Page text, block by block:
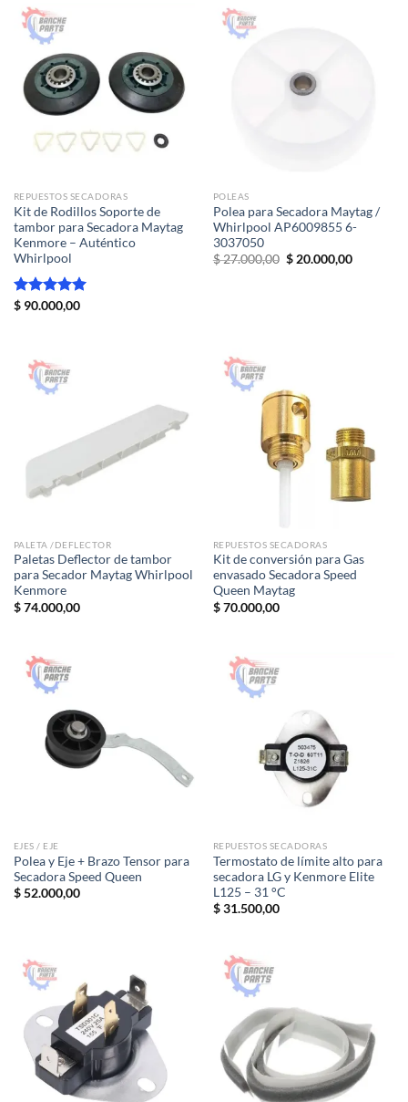
REPUESTOS SECADORAS
Kit de Rodillos Soporte de
tambor para Secadora Maytag
Kenmore – Auténtico
Whirlpool
Valorado
$90.000,00
POLEAS
Polea para Secadora Maytag /
Whirlpool AP6009855 6-
3037050
$27.000,00 El
$20.000,00El
PALETA /DEFLECTOR
Paletas Deflector de tambor
para Secador Maytag Whirlpool
Kenmore
$74.000,00
REPUESTOS SECADORAS
Kit de conversión para Gas
envasado Secadora Speed
Queen Maytag
$70.000,00
EJES / EJE
Polea y Eje + Brazo Tensor para
Secadora Speed Queen
$52.000,00
REPUESTOS SECADORAS
Termostato de límite alto para
secadora LG y Kenmore Elite
L125 – 31 °C
$31.500,00